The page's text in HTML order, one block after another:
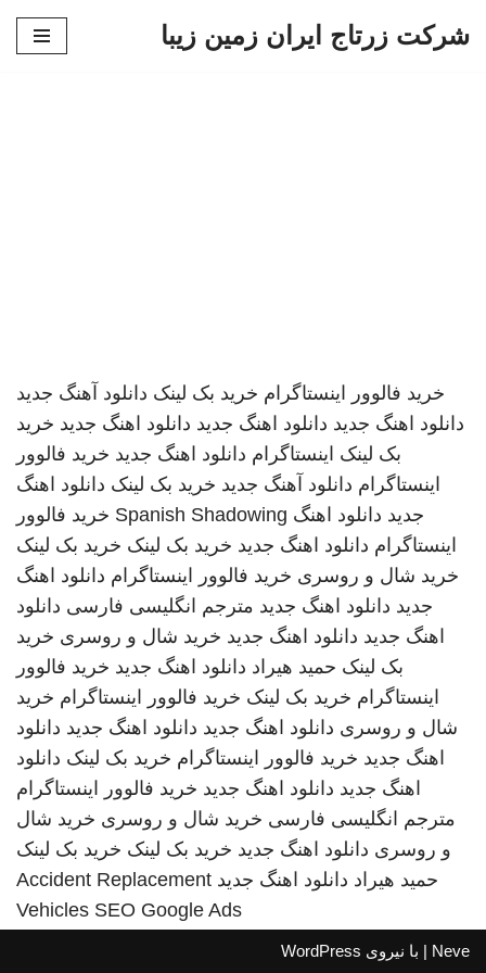
شرکت زرتاج ایران زمین زیبا
خرید فالوور اینستاگرام خرید بک لینک دانلود آهنگ جدید
دانلود اهنگ جدید دانلود اهنگ جدید دانلود اهنگ جدید خرید
بک لینک اینستاگرام دانلود اهنگ جدید خرید فالوور
اینستاگرام دانلود آهنگ جدید خرید بک لینک دانلود اهنگ
جدید دانلود اهنگ Spanish Shadowing خرید فالوور
اینستاگرام دانلود اهنگ جدید خرید بک لینک خرید بک لینک
خرید شال و روسری خرید فالوور اینستاگرام دانلود اهنگ
جدید دانلود اهنگ جدید مترجم انگلیسی فارسی دانلود
اهنگ جدید دانلود اهنگ جدید خرید شال و روسری خرید
بک لینک حمید هیراد دانلود اهنگ جدید خرید فالوور
اینستاگرام خرید بک لینک خرید فالوور اینستاگرام خرید
شال و روسری دانلود اهنگ جدید دانلود اهنگ جدید دانلود
اهنگ جدید خرید فالوور اینستاگرام خرید بک لینک دانلود
اهنگ جدید دانلود اهنگ جدید خرید فالوور اینستاگرام
مترجم انگلیسی فارسی خرید شال و روسری خرید شال
و روسری دانلود اهنگ جدید خرید بک لینک خرید بک لینک
حمید هیراد دانلود اهنگ جدید Accident Replacement
Vehicles SEO Google Ads
Neve | با نیروی WordPress